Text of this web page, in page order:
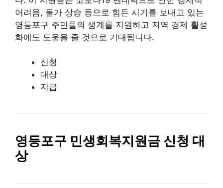
어려움, 물가 상승 등으로 힘든 시기를 보내고 있는
영등포구 주민들의 생계를 지원하고 지역 경제 활성
화에도 도움을 줄 것으로 기대됩니다.
신청
대상
지급
영등포구 민생회복지원금 신청 대
상